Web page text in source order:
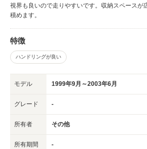
視界も良いので走りやすいです。収納スペースが
積めます。
特徴
ハンドリングが良い
モデル 1999年9月～2003年6月
グレード -
所有者 その他
所有期間 -